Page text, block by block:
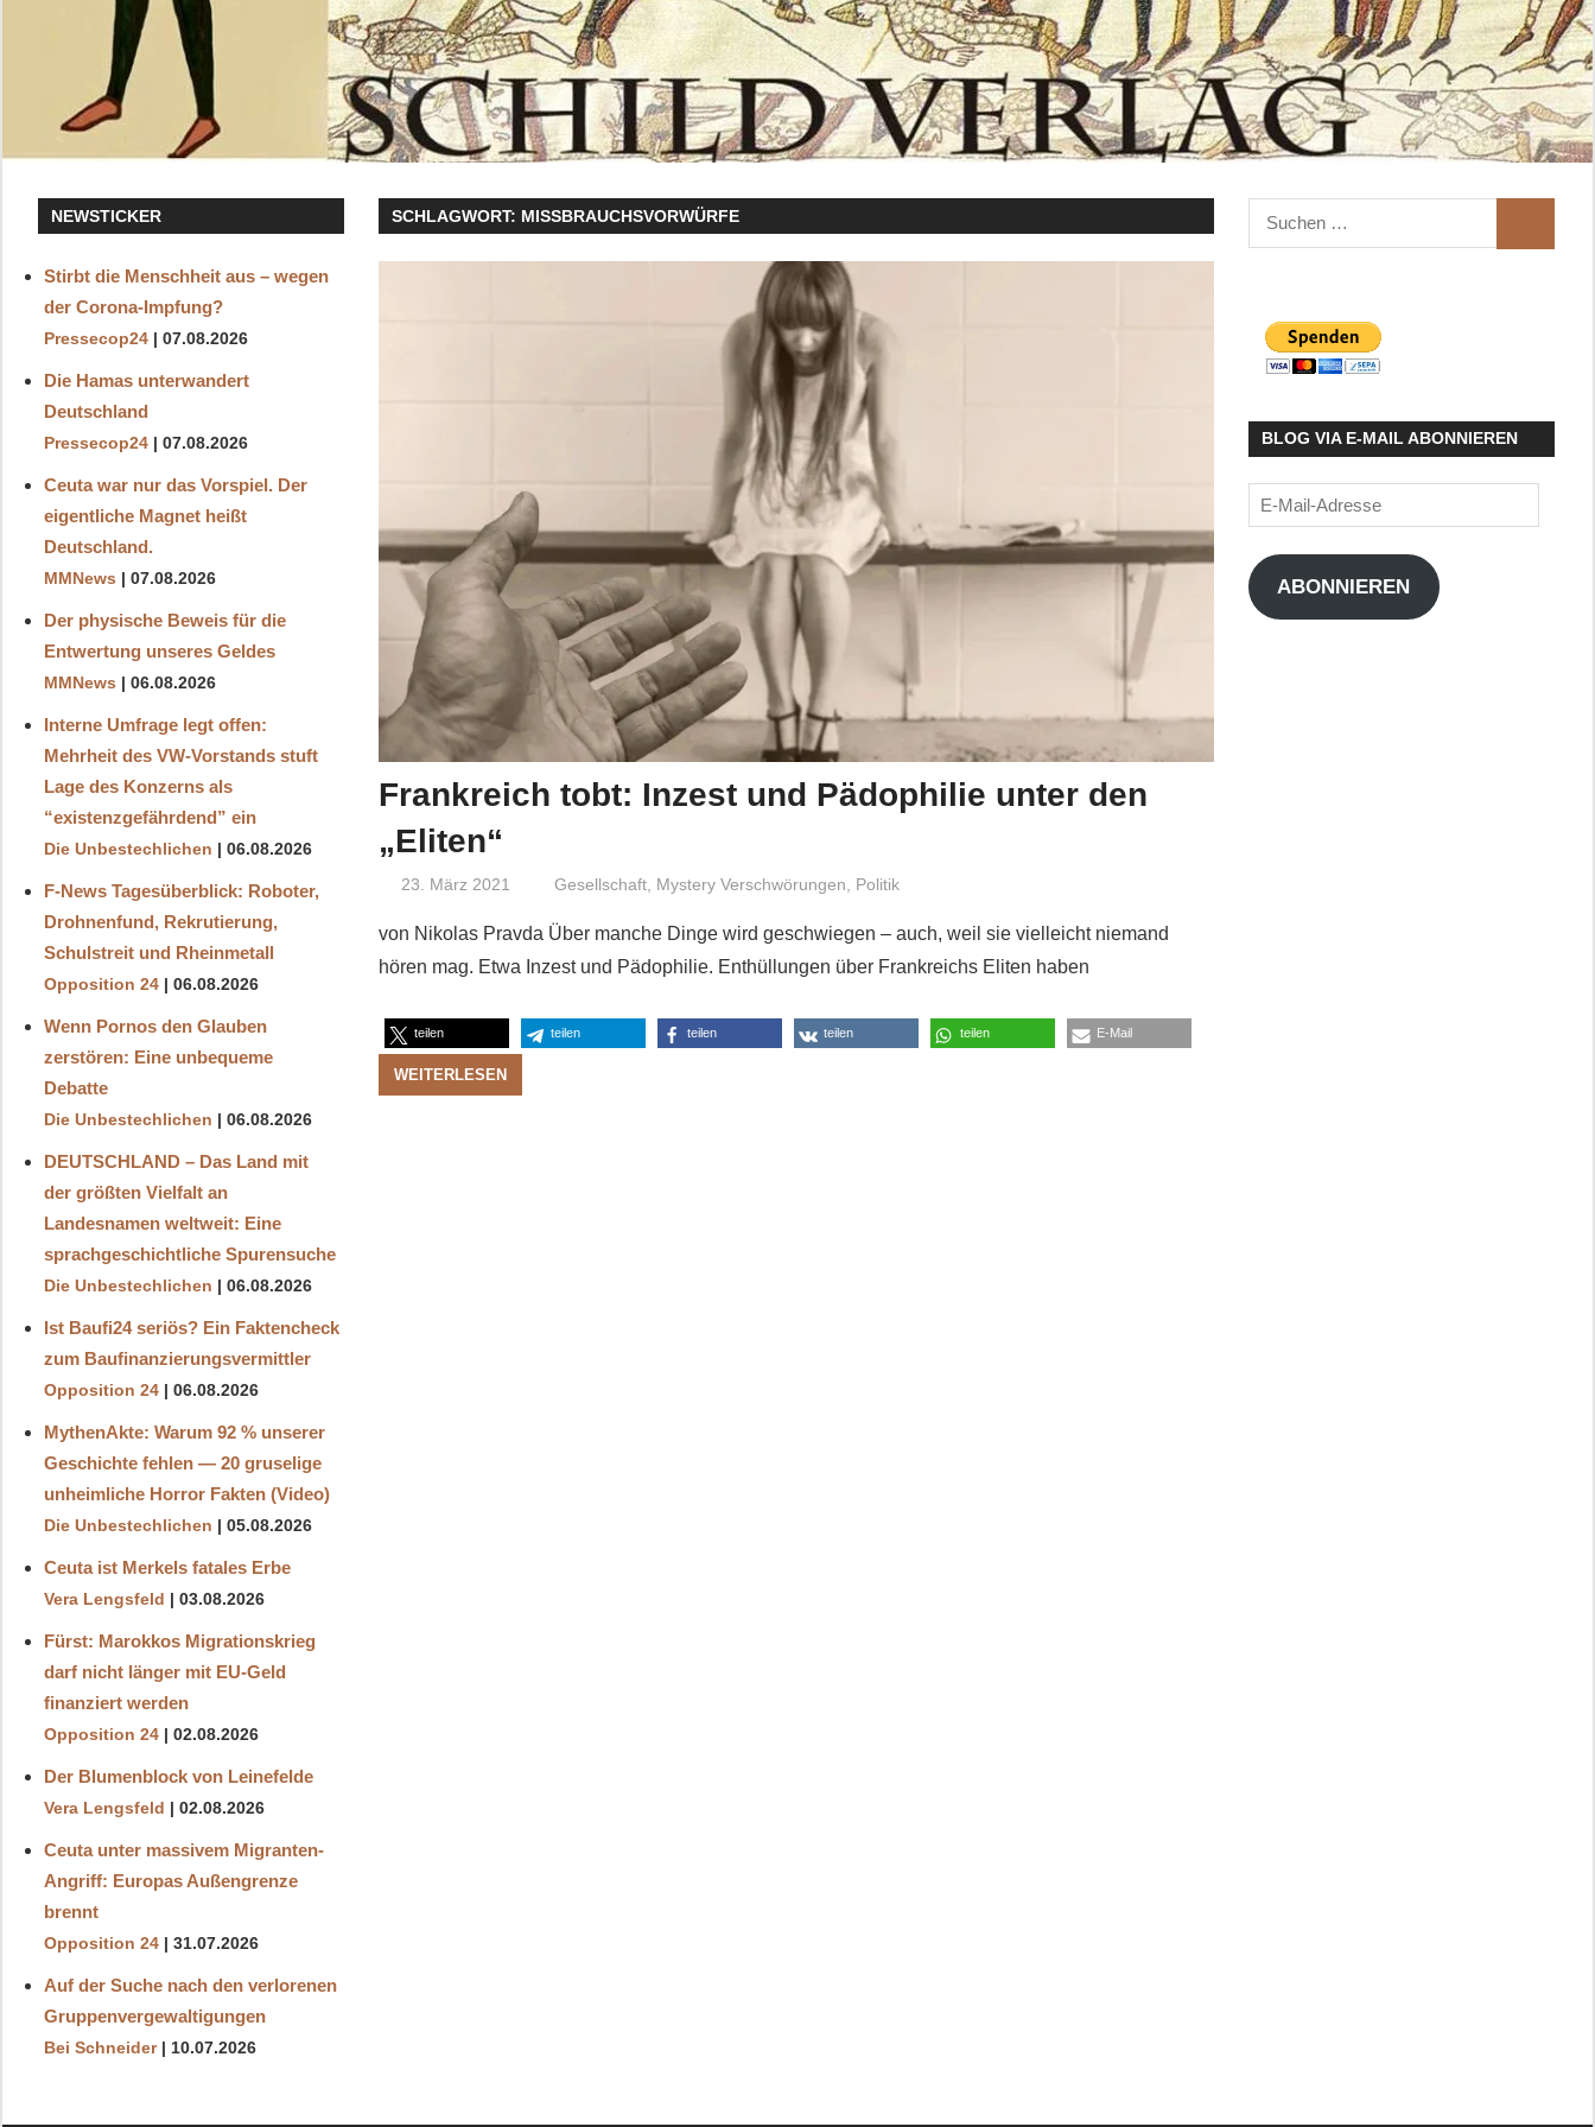
SCHLAGWORT: MISSBRAUCHSVORWÜRFE
Frankreich tobt: Inzest und Pädophilie unter den
„Eliten“
23. März 2021 Niki Vogt
Gesellschaft, Mystery Verschwörungen Politik
von Nikolas Pravda Über manche Dinge wird geschwiegen – auch, weil sie vielleicht niemand
hören mag. Etwa Inzest und Pädophilie. Enthüllungen über Frankreichs Eliten haben
teilen teilen teilen teilen teilen E-Mail
WEITERLESEN
NEWSTICKER
Stirbt die Menschheit aus – wegen
der Corona-Impfung?
Pressecop24 07.08.2026
Die Hamas unterwandert
Deutschland
Pressecop24 07.08.2026
Ceuta war nur das Vorspiel. Der
eigentliche Magnet heißt
Deutschland.
MMNews 07.08.2026
Der physische Beweis für die
Entwertung unseres Geldes
MMNews 06.08.2026
Interne Umfrage legt offen:
Mehrheit des VW-Vorstands stuft
Lage des Konzerns als
“existenzgefährdend” ein
Die Unbestechlichen 06.08.2026
F-News Tagesüberblick: Roboter,
Drohnenfund, Rekrutierung,
Schulstreit und Rheinmetall
Opposition 24 06.08.2026
Wenn Pornos den Glauben
zerstören: Eine unbequeme
Debatte
Die Unbestechlichen 06.08.2026
DEUTSCHLAND – Das Land mit
der größten Vielfalt an
Landesnamen weltweit: Eine
sprachgeschichtliche Spurensuche
Die Unbestechlichen 06.08.2026
Ist Baufi24 seriös? Ein Faktencheck
zum Baufinanzierungsvermittler
Opposition 24 06.08.2026
MythenAkte: Warum 92 % unserer
Geschichte fehlen — 20 gruselige
unheimliche Horror Fakten (Video)
Die Unbestechlichen 05.08.2026
Ceuta ist Merkels fatales Erbe
Vera Lengsfeld 03.08.2026
Fürst: Marokkos Migrationskrieg
darf nicht länger mit EU-Geld
finanziert werden
Opposition 24 02.08.2026
Der Blumenblock von Leinefelde
Vera Lengsfeld 02.08.2026
Ceuta unter massivem Migranten-
Angriff: Europas Außengrenze
brennt
Opposition 24 31.07.2026
Auf der Suche nach den verlorenen
Gruppenvergewaltigungen
Bei Schneider 10.07.2026
Suchen
nach:
BLOG VIA E-MAIL ABONNIEREN
E-
Mail-
Adresse
ABONNIEREN